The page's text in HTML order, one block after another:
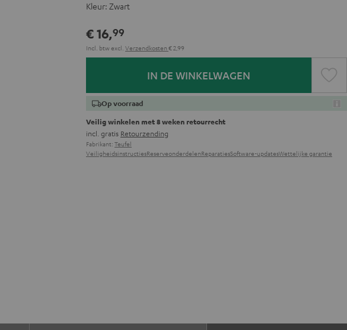
Kleur: Zwart
€ 16,99
Incl. btwexcl. Verzendkosten € 2,99
IN DE WINKELWAGEN
Op voorraad
Veilig winkelen met 8 weken retourrecht
incl. gratis Retourzending
Fabrikant: Teufel
VeiligheidsinstructiesReserveonderdelenReparatiesSoftware-updatesWettelijke garantie